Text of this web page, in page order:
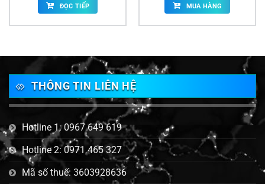
ĐỌC TIẾP MUA HÀNG
THÔNG TIN LIÊN HỆ
Hotline 1: 0967 649 619
Hotline 2: 0971 465 327
Mã số thuế: 3603928636